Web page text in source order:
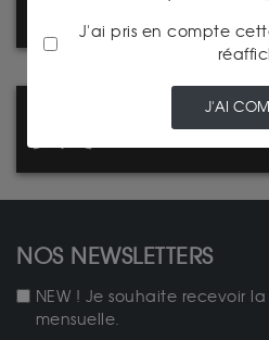
NOS NEWSLETTERS
NEW ! Je souhaite recevoir
mensuelle.
J'ai pris en compte
J'AI